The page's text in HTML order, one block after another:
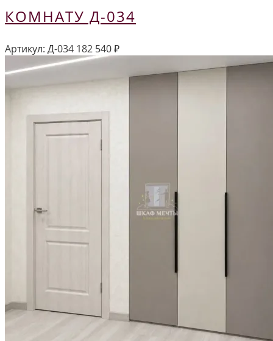
КОМНАТУ Д-034
Артикул: Д-034 182 540₽